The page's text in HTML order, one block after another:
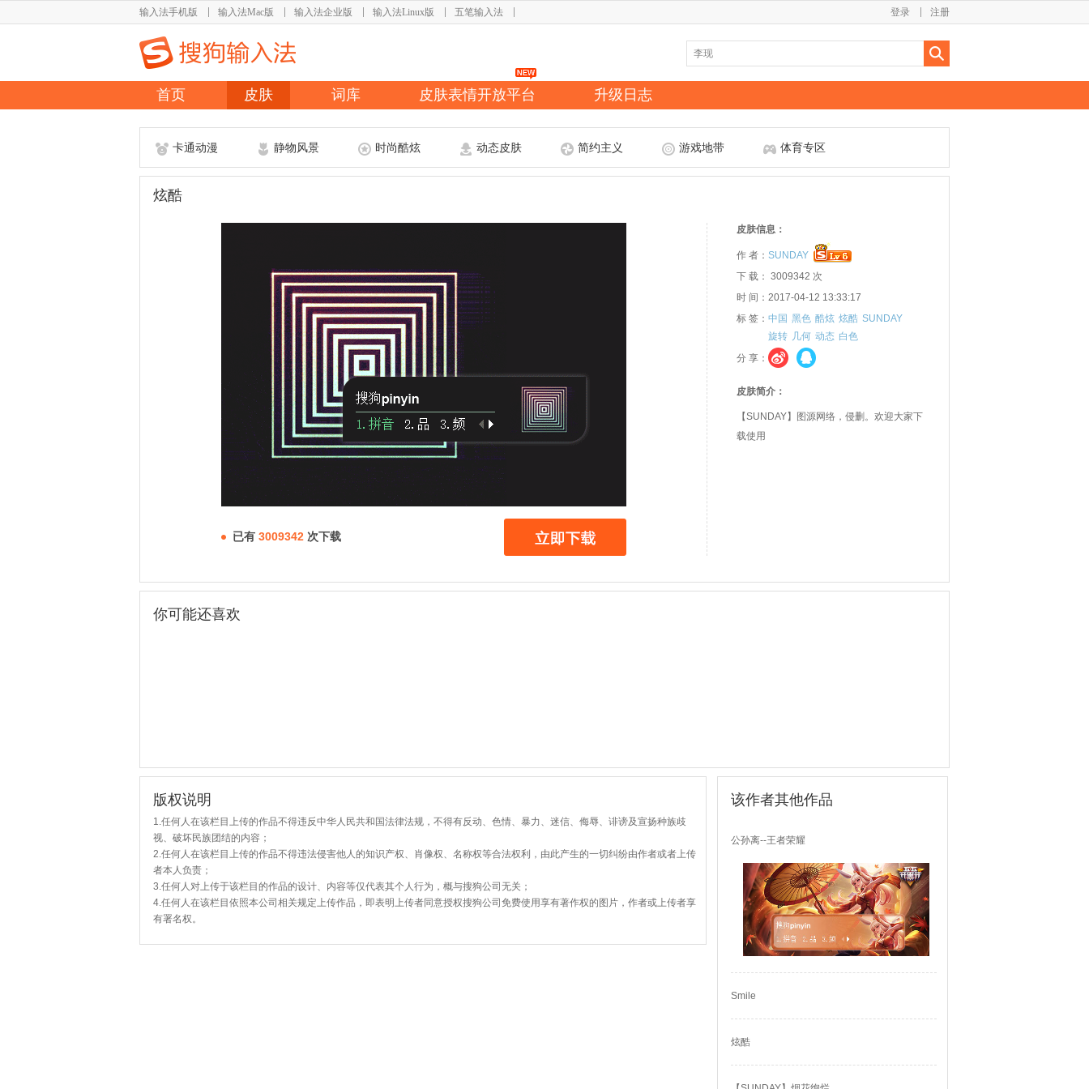
输入法手机版 输入法Mac版 输入法企业版 输入法Linux版 五笔输入法 注册
登录
首页 皮肤 词库 皮肤表情开放平台 升级日志
卡通动漫 静物风景 时尚酷炫 动态皮肤 简约主义 游戏地带 体育专区
炫酷
已有 3009342 次下载
皮肤信息：
作 者： SUNDAY
下 载： 3009342 次
时 间：2017-04-12 13:33:17
标 签： 中国 黑色 酷炫 炫酷 SUNDAY
旋转 几何 动态 白色
分 享：
皮肤简介：
【SUNDAY】图源网络，侵删。欢迎大家下
载使用
你可能还喜欢
版权说明
1.任何人在该栏目上传的作品不得违反中华人民共和国法律法规，不得有反动、色情、暴力、迷信、侮辱、诽谤及宣扬种族歧
视、破坏民族团结的内容；
2.任何人在该栏目上传的作品不得违法侵害他人的知识产权、肖像权、名称权等合法权利，由此产生的一切纠纷由作者或者上传
者本人负责；
3.任何人对上传于该栏目的作品的设计、内容等仅代表其个人行为，概与搜狗公司无关；
4.任何人在该栏目依照本公司相关规定上传作品，即表明上传者同意授权搜狗公司免费使用享有著作权的图片，作者或上传者享
有署名权。
该作者其他作品
公孙离--王者荣耀
Smile
炫酷